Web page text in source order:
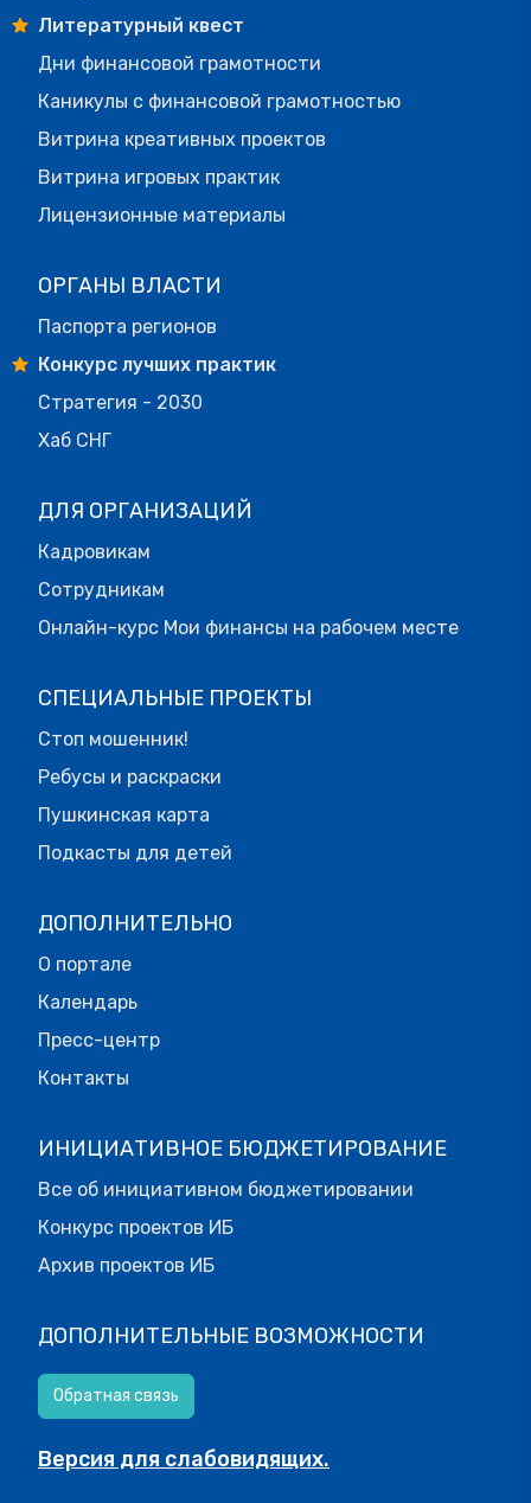
Литературный квест
Дни финансовой грамотности
Каникулы с финансовой грамотностью
Витрина креативных проектов
Витрина игровых практик
Лицензионные материалы
ОРГАНЫ ВЛАСТИ
Паспорта регионов
Конкурс лучших практик
Стратегия - 2030
Хаб СНГ
ДЛЯ ОРГАНИЗАЦИЙ
Кадровикам
Сотрудникам
Онлайн-курс Мои финансы на рабочем месте
СПЕЦИАЛЬНЫЕ ПРОЕКТЫ
Стоп мошенник!
Ребусы и раскраски
Пушкинская карта
Подкасты для детей
ДОПОЛНИТЕЛЬНО
О портале
Календарь
Пресс-центр
Контакты
ИНИЦИАТИВНОЕ БЮДЖЕТИРОВАНИЕ
Все об инициативном бюджетировании
Конкурс проектов ИБ
Архив проектов ИБ
ДОПОЛНИТЕЛЬНЫЕ ВОЗМОЖНОСТИ
Обратная связь
Версия для слабовидящих.